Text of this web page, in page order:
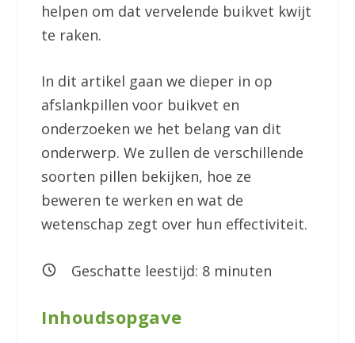
helpen om dat vervelende buikvet kwijt
te raken.
In dit artikel gaan we dieper in op
afslankpillen voor buikvet en
onderzoeken we het belang van dit
onderwerp. We zullen de verschillende
soorten pillen bekijken, hoe ze
beweren te werken en wat de
wetenschap zegt over hun effectiviteit.
Geschatte leestijd: 8 minuten
Inhoudsopgave